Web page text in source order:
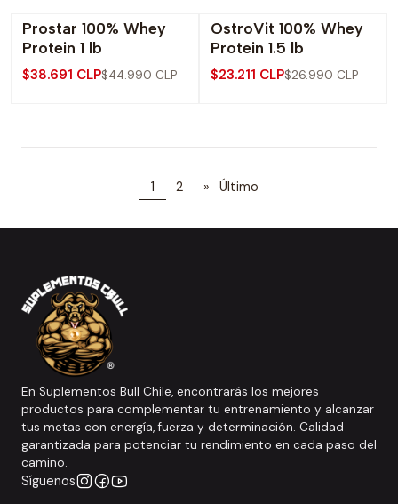
-14% OFF
Prostar 100% Whey
Protein 1 lb
$38.691 CLP$44.990 CLP
-14% OFF
Agotado
OstroVit 100% Whey
Protein 1.5 lb
$23.211 CLP$26.990 CLP
1 2 » Último
En Suplementos Bull Chile, encontrarás los mejores
productos para complementar tu entrenamiento y alcanzar
tus metas con energía, fuerza y determinación. Calidad
garantizada para potenciar tu rendimiento en cada paso del
camino.
Síguenos